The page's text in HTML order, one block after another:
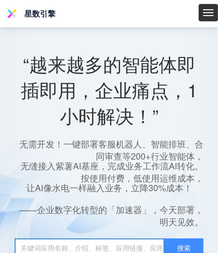
星
星数引擎
“越来越多的智能体即
插即用，企业痛点，1
小时解决！”
无需开发！一键部署客服机器人、智能排班、合
同审查等200+行业智能体，
无缝接入紫薯AI基座，完成业务工作流AI转化。
按使用付费，低使用运维成本，
让AI像水电一样融入业务，立降30%成本！
——企业数字化转型的「加速器」，今天部署，
明天见效。
搜索